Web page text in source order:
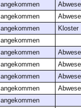
angekommen
angekommen
angekommen
Kloster
angekommen
angekommen
angekommen
angekommen
angekommen
angekommen